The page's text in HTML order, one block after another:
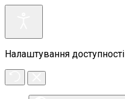
Налаштування доступності